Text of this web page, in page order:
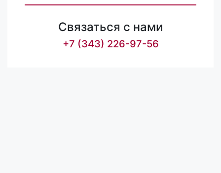
Связаться с нами
+7 (343) 226-97-56